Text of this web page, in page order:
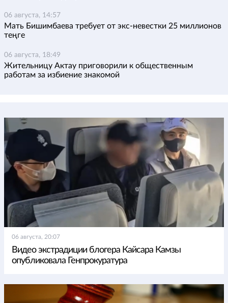
06 августа, 14:57
Мать Бишимбаева требует от экс-невестки 25 миллионов
теңге
06 августа, 18:49
Жительницу Актау приговорили к общественным
работам за избиение знакомой
06 августа, 20:07
Видео экстрадиции блогера Кайсара Камзы
опубликовала Генпрокуратура